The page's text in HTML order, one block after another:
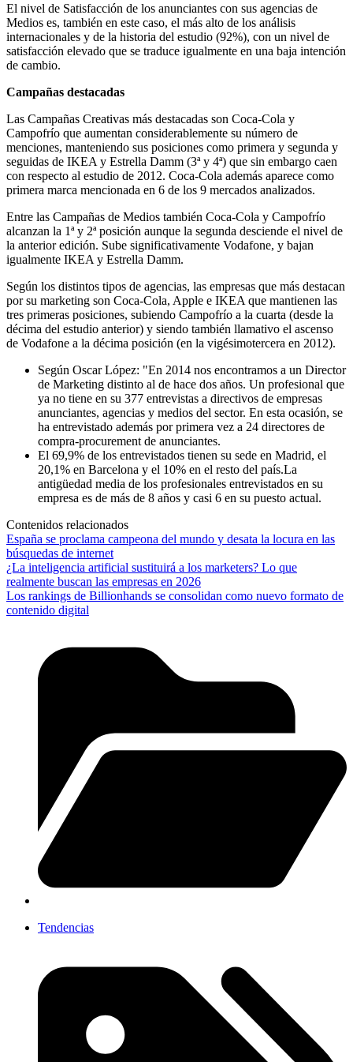
El nivel de Satisfacción de los anunciantes con sus agencias de
Medios es, también en este caso, el más alto de los análisis
internacionales y de la historia del estudio (92%), con un nivel de
satisfacción elevado que se traduce igualmente en una baja intención
de cambio.
Campañas destacadas
Las Campañas Creativas más destacadas son Coca-Cola y
Campofrío que aumentan considerablemente su número de
menciones, manteniendo sus posiciones como primera y segunda y
seguidas de IKEA y Estrella Damm (3ª y 4ª) que sin embargo caen
con respecto al estudio de 2012. Coca-Cola además aparece como
primera marca mencionada en 6 de los 9 mercados analizados.
Entre las Campañas de Medios también Coca-Cola y Campofrío
alcanzan la 1ª y 2ª posición aunque la segunda desciende el nivel de
la anterior edición. Sube significativamente Vodafone, y bajan
igualmente IKEA y Estrella Damm.
Según los distintos tipos de agencias, las empresas que más destacan
por su marketing son Coca-Cola, Apple e IKEA que mantienen las
tres primeras posiciones, subiendo Campofrío a la cuarta (desde la
décima del estudio anterior) y siendo también llamativo el ascenso
de Vodafone a la décima posición (en la vigésimotercera en 2012).
Según Oscar López: "En 2014 nos encontramos a un Director
de Marketing distinto al de hace dos años. Un profesional que
ya no tiene en su 377 entrevistas a directivos de empresas
anunciantes, agencias y medios del sector. En esta ocasión, se
ha entrevistado además por primera vez a 24 directores de
compra-procurement de anunciantes.
El 69,9% de los entrevistados tienen su sede en Madrid, el
20,1% en Barcelona y el 10% en el resto del país.La
antigüedad media de los profesionales entrevistados en su
empresa es de más de 8 años y casi 6 en su puesto actual.
Contenidos relacionados
España se proclama campeona del mundo y desata la locura en las
búsquedas de internet
¿La inteligencia artificial sustituirá a los marketers? Lo que
realmente buscan las empresas en 2026
Los rankings de Billionhands se consolidan como nuevo formato de
contenido digital
Tendencias